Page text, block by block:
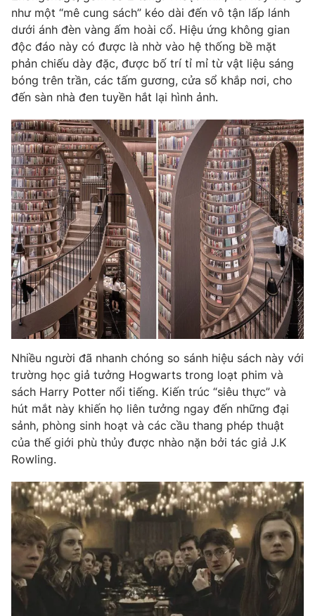
THỜI BÁO VTV
Theo dõi báo trên
Cơ quan chủ quản:Đài Truyền hình Việt Nam
Cơ quan báo chí:Thời báo VTV
Giấy phép hoạt động báo in và báo điện tử số 483/GP-BTTTT
cấp ngày 29/12/2023
Tổng Biên tập:Vũ Thanh Thủy
Phó Tổng Biên tập:Nguyễn Thị Mỹ Hạnh, Phạm Quốc Thắng,
Nguyễn Trọng Ninh
Tổng đài VTV: 024.38 355 931 - 024.38 355 932
Ðiện thoại Thời báo VTV:024.66 897 897
Email:toasoan@vtv.vn
Liên hệ quảng cáo:024-7300.7108
® Cấm sao chép dưới mọi hình thức nếu không có sự chấp
thuận bằng văn bản. Ghi rõ nguồn VTV.vn khi phát hành lại
thông tin từ website này.
như một “mê cung sách” kéo dài đến vô tận lấp lánh
dưới ánh đèn vàng ấm hoài cổ. Hiệu ứng không gian
độc đáo này có được là nhờ vào hệ thống bề mặt
phản chiếu dày đặc, được bố trí tỉ mỉ từ vật liệu sáng
bóng trên trần, các tấm gương, cửa sổ khắp nơi, cho
đến sàn nhà đen tuyền hắt lại hình ảnh.
Nhiều người đã nhanh chóng so sánh hiệu sách này với
trường học giả tưởng Hogwarts trong loạt phim và
sách Harry Potter nổi tiếng. Kiến trúc “siêu thực” và
hút mắt này khiến họ liên tưởng ngay đến những đại
sảnh, phòng sinh hoạt và các cầu thang phép thuật
của thế giới phù thủy được nhào nặn bởi tác giả J.K
Rowling.